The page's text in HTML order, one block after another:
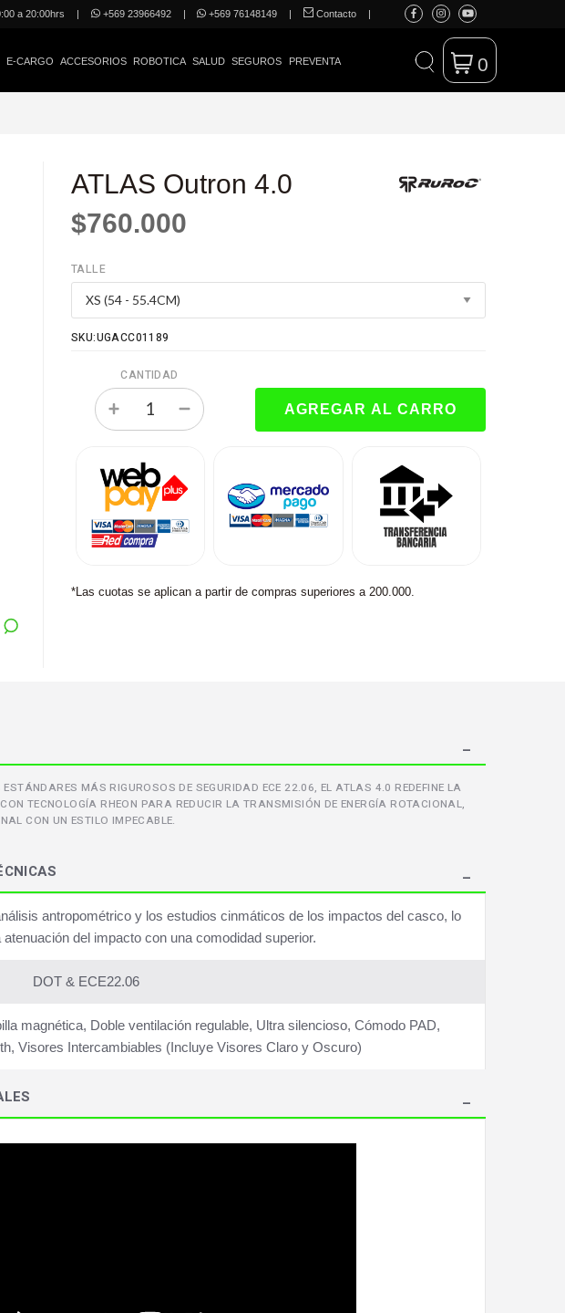
a 20:00hrs | +569 23966492 | +569 76148149 | Contacto |
E-CARGO ACCESORIOS ROBOTICA SALUD SEGUROS PREVENTA 0
ATLAS Outron 4.0
$760.000
TALLE
SKU:UGACC01189
CANTIDAD
*Las cuotas se aplican a partir de compras superiores a 200.000.
MÁS RIGUROSOS DE SEGURIDAD ECE 22.06, EL ATLAS 4.0 REDEFINE LA
TECNOLOGÍA RHEON PARA REDUCIR LA TRANSMISIÓN DE ENERGÍA ROTACIONAL,
CON UN ESTILO IMPECABLE.
antropométrico y los estudios cinmáticos de los impactos del casco, lo
del impacto con una comodidad superior.
DOT & ECE22.06
magnética, Doble ventilación regulable, Ultra silencioso, Cómodo PAD,
Visores Intercambiables (Incluye Visores Claro y Oscuro)